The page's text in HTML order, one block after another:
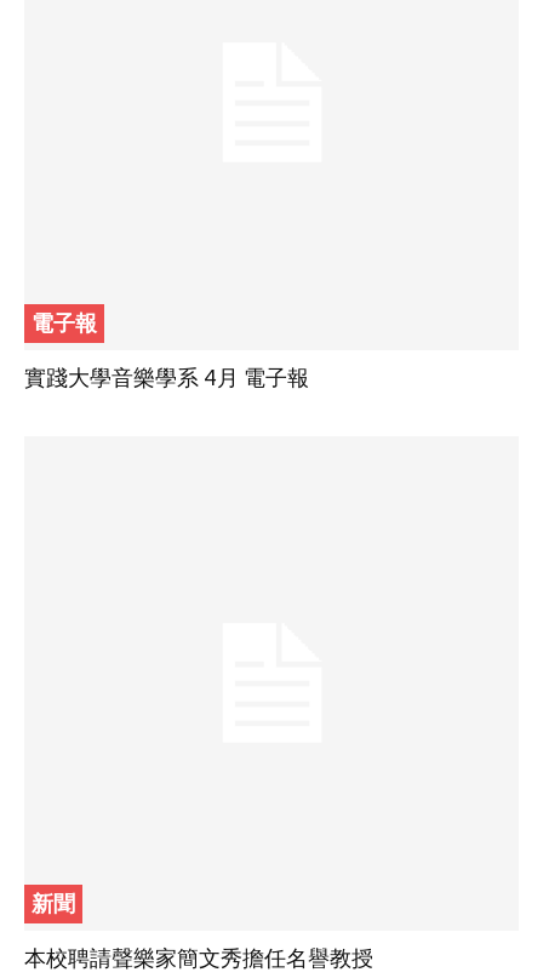
電子報
實踐大學音樂學系 4月 電子報
新聞
本校聘請聲樂家簡文秀擔任名譽教授